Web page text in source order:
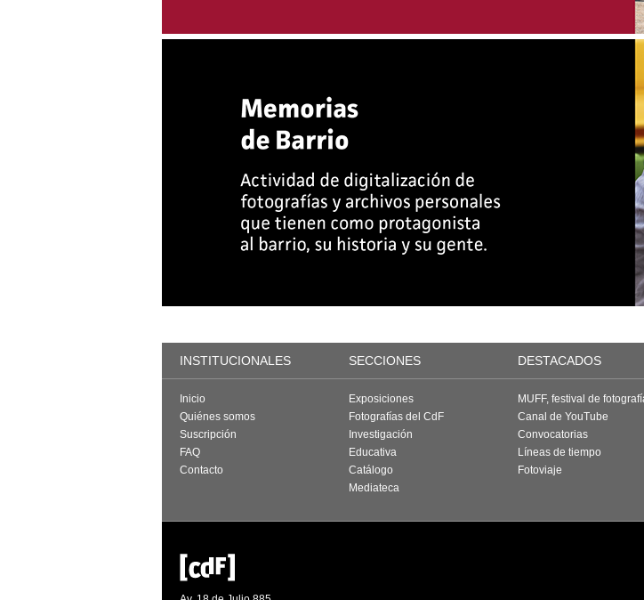
INSTITUCIONALES SECCIONES DESTACADOS
Inicio
Quiénes somos
Suscripción
FAQ
Contacto
Exposiciones
Fotografías del CdF
Investigación
Educativa
Catálogo
Mediateca
MUFF, festival de
Canal de YouTube
Convocatorias
Líneas de tiempo
Fotoviaje